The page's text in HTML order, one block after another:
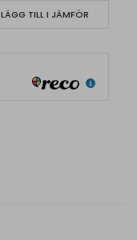
LÄGG TILL I JÄMFÖR